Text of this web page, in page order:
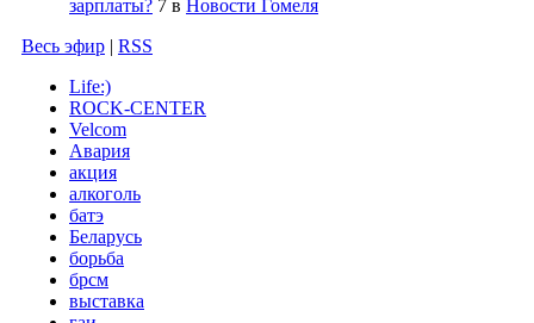
зарплаты? 7 в Новости Гомеля
Весь эфир | RSS
Life:)
ROCK-CENTER
Velcom
Авария
акция
алкоголь
батэ
Беларусь
борьба
брсм
выставка